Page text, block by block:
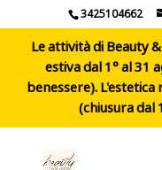
3425104662
Le attività di Beauty
estiva dal 1° al 31
benessere).
(chiusura dal